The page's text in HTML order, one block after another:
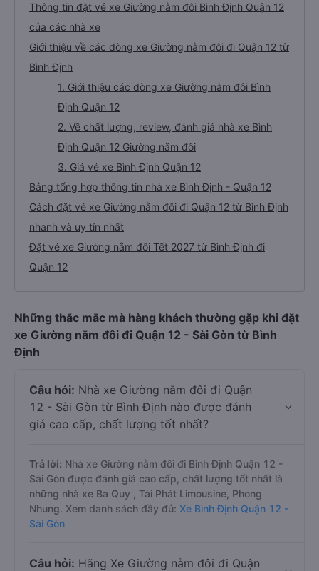
Thông tin đặt vé xe Giường nằm đôi Bình Định Quận 12
của các nhà xe
Giới thiệu về các dòng xe Giường nằm đôi đi Quận 12 từ
Bình Định
1. Giới thiệu các dòng xe Giường nằm đôi Bình
Định Quận 12
2. Về chất lượng, review, đánh giá nhà xe Bình
Định Quận 12 Giường nằm đôi
3. Giá vé xe Bình Định Quận 12
Bảng tổng hợp thông tin nhà xe Bình Định - Quận 12
Cách đặt vé xe Giường nằm đôi đi Quận 12 từ Bình Định
nhanh và uy tín nhất
Đặt vé xe Giường nằm đôi Tết 2027 từ Bình Định đi
Quận 12
Những thắc mắc mà hàng khách thường gặp khi đặt
xe Giường nằm đôi đi Quận 12 - Sài Gòn từ Bình
Định
Câu hỏi: Nhà xe Giường nằm đôi đi Quận
12 - Sài Gòn từ Bình Định nào được đánh
giá cao cấp, chất lượng tốt nhất?
Trả lời: Nhà xe Giường nằm đôi đi Bình Định Quận 12 -
Sài Gòn được đánh giá cao cấp, chất lượng tốt nhất là
những nhà xe Ba Quy , Tài Phát Limousine, Phong
Nhung. Xem danh sách đầy đủ: Xe Bình Định Quận 12 -
Sài Gòn
Câu hỏi: Hãng Xe Giường nằm đôi đi Quận